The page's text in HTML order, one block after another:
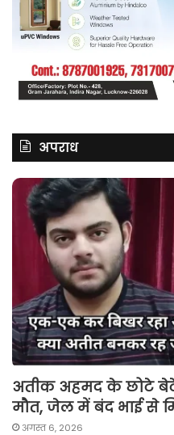
अपराध
अतीक अहमद के छोटे
मौत, जेल में बंद भाई से
अगस्त 6, 2026